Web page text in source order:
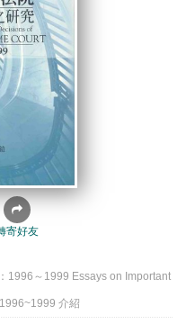
寄好友
1996～1999 Essays on Important
介紹